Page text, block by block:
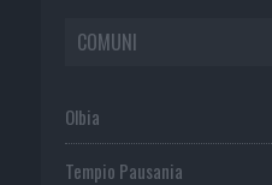
COMUNI
Olbia
Tempio Pausania